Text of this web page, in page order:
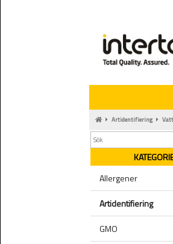
Artidentifiering
Allergener
Artidentifiering
GMO